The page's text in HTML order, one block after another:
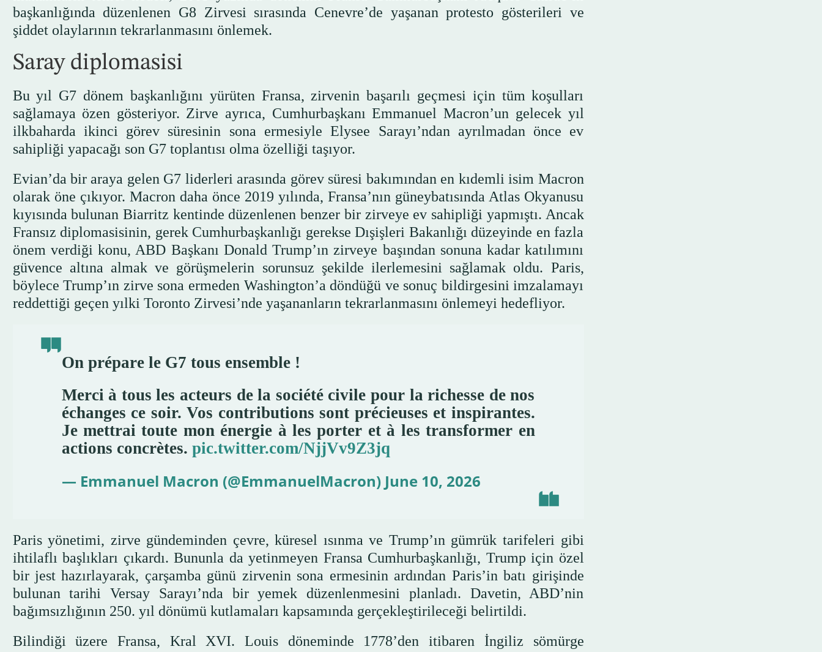
başkanlığında düzenlenen G8 Zirvesi sırasında Cenevre’de yaşanan protesto gösterileri ve
şiddet olaylarının tekrarlanmasını önlemek.
Saray diplomasisi
Bu yıl G7 dönem başkanlığını yürüten Fransa, zirvenin başarılı geçmesi için tüm koşulları
sağlamaya özen gösteriyor. Zirve ayrıca, Cumhurbaşkanı Emmanuel Macron’un gelecek yıl
ilkbaharda ikinci görev süresinin sona ermesiyle Elysee Sarayı’ndan ayrılmadan önce ev
sahipliği yapacağı son G7 toplantısı olma özelliği taşıyor.
Evian’da bir araya gelen G7 liderleri arasında görev süresi bakımından en kıdemli isim Macron
olarak öne çıkıyor. Macron daha önce 2019 yılında, Fransa’nın güneybatısında Atlas Okyanusu
kıyısında bulunan Biarritz kentinde düzenlenen benzer bir zirveye ev sahipliği yapmıştı. Ancak
Fransız diplomasisinin, gerek Cumhurbaşkanlığı gerekse Dışişleri Bakanlığı düzeyinde en fazla
önem verdiği konu, ABD Başkanı Donald Trump’ın zirveye başından sonuna kadar katılımını
güvence altına almak ve görüşmelerin sorunsuz şekilde ilerlemesini sağlamak oldu. Paris,
böylece Trump’ın zirve sona ermeden Washington’a döndüğü ve sonuç bildirgesini imzalamayı
reddettiği geçen yılki Toronto Zirvesi’nde yaşananların tekrarlanmasını önlemeyi hedefliyor.
On prépare le G7 tous ensemble !
Merci à tous les acteurs de la société civile pour la richesse de nos
échanges ce soir. Vos contributions sont précieuses et inspirantes.
Je mettrai toute mon énergie à les porter et à les transformer en
actions concrètes. pic.twitter.com/NjjVv9Z3jq
— Emmanuel Macron (@EmmanuelMacron) June 10, 2026
Paris yönetimi, zirve gündeminden çevre, küresel ısınma ve Trump’ın gümrük tarifeleri gibi
ihtilaflı başlıkları çıkardı. Bununla da yetinmeyen Fransa Cumhurbaşkanlığı, Trump için özel
bir jest hazırlayarak, çarşamba günü zirvenin sona ermesinin ardından Paris’in batı girişinde
bulunan tarihi Versay Sarayı’nda bir yemek düzenlenmesini planladı. Davetin, ABD’nin
bağımsızlığının 250. yıl dönümü kutlamaları kapsamında gerçekleştirileceği belirtildi.
Bilindiği üzere Fransa, Kral XVI. Louis döneminde 1778’den itibaren İngiliz sömürge